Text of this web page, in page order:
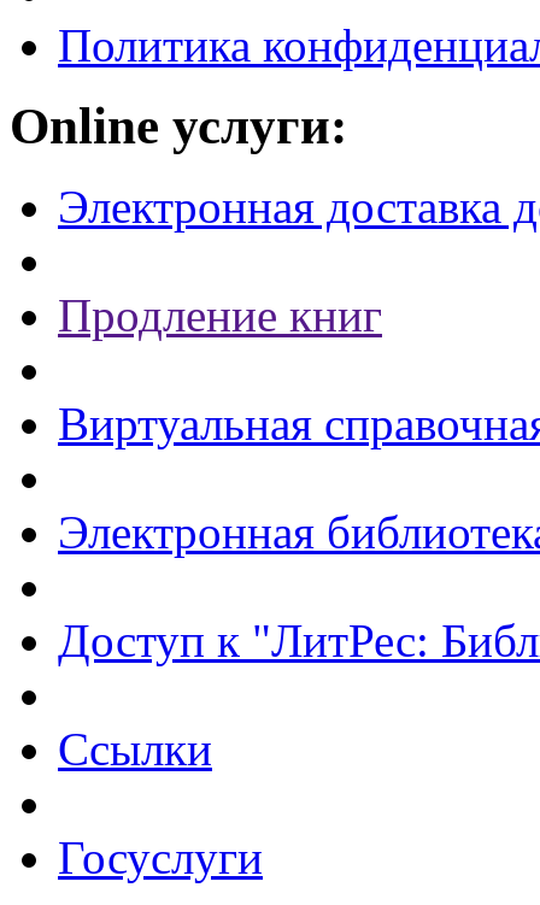
Политика
Online услуги:
Электронная доставка
Продление книг
Виртуальная
Электронная
Доступ к "ЛитРес:
Ссылки
Госуслуги